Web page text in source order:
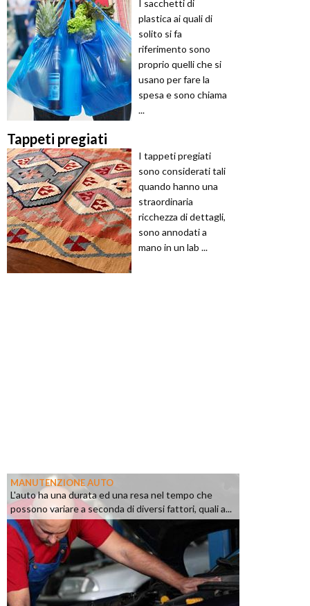
I sacchetti di
plastica ai quali di
solito si fa
riferimento sono
proprio quelli che si
usano per fare la
spesa e sono chiama
...
Tappeti pregiati
I tappeti pregiati
sono considerati tali
quando hanno una
straordinaria
ricchezza di dettagli,
sono annodati a
mano in un lab ...
MANUTENZIONE AUTO
L'auto ha una durata ed una resa nel tempo che
possono variare a seconda di diversi fattori, quali a...